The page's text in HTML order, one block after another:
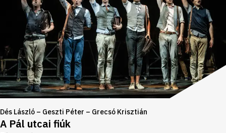
Dés László – Geszti Péter – Grecsó Krisztián
A Pál utcai fiúk